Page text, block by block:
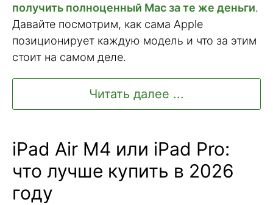
получить полноценный Mac за те же деньги.
Давайте посмотрим, как сама Apple
позиционирует каждую модель и что за этим
стоит на самом деле.
Читать далее ...
iPad Air M4 или iPad Pro:
что лучше купить в 2026
году